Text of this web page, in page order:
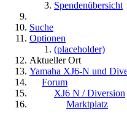
Spendenübersicht
Suche
Optionen
(placeholder)
Aktueller Ort
Yamaha XJ6-N und
Forum
XJ6 N / Diversion
Marktplatz